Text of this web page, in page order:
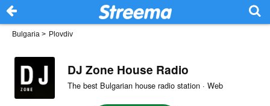
Bulgaria > Plovdiv
DJ Zone House Radio
The best Bulgarian house radio station · Web